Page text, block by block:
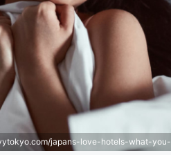
japans-love-hotels-what-